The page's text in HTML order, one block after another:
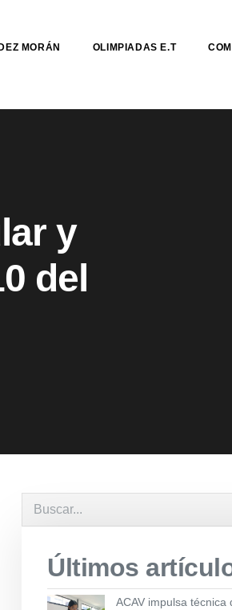
MORÁN OLIMPIADAS E.T
y
del
Últimos
ACAV impulsa técnica